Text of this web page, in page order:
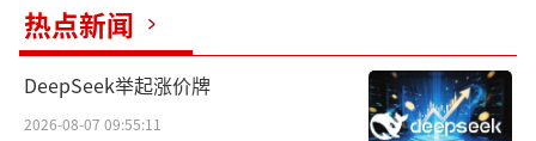
的“神水”，保质期竟长达10年，到货后才发
现，厂家生产许可证已注销，直播间保健品何
以“收割”老年人？
热点新闻
DeepSeek举起涨价牌
2026-08-07 09:55:11